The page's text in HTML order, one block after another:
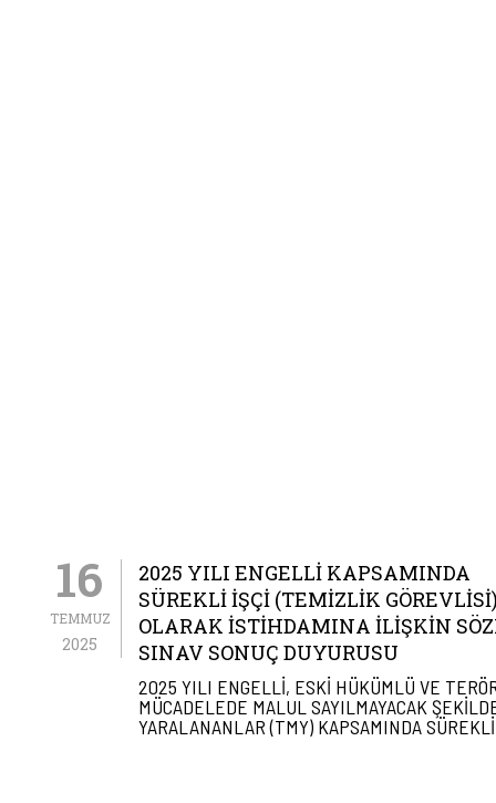
16
TEMMUZ
2025
2025 YILI ENGELLİ KAPSAMINDA
SÜREKLİ İŞÇİ (TEMİZLİK
OLARAK İSTİHDAMINA İLİŞKİN
SINAV SONUÇ DUYURUSU
2025 YILI ENGELLİ, ESKİ HÜKÜMLÜ VE
MÜCADELEDE MALUL SAYILMAYACAK
YARALANANLAR (TMY) KAPSAMINDA